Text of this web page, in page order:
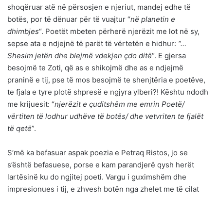
shoqëruar atë në përsosjen e njeriut, mandej edhe të
botës, por të dënuar për të vuajtur “në planetin e
dhimbjes“. Poetët mbeten përherë njerëzit me lot në sy,
sepse ata e ndjejnë të parët të vërtetën e hidhur: “…
Shesim jetën dhe blejmë vdekjen çdo ditë“. E gjersa
besojmë te Zoti, që as e shikojmë dhe as e ndjejmë
praninë e tij, pse të mos besojmë te shenjtëria e poetëve,
te fjala e tyre plotë shpresë e ngjyra ylberi?! Kështu ndodh
me krijuesit: “njerëzit e çuditshëm me emrin Poetë/
vërtiten të lodhur udhëve të botës/ dhe vetvriten te fjalët
të qetë”.
S’më ka befasuar aspak poezia e Petraq Ristos, jo se
s’është befasuese, porse e kam parandjerë qysh herët
lartësinë ku do ngjitej poeti. Vargu i guximshëm dhe
impresionues i tij, e zhvesh botën nga zhelet me të cilat